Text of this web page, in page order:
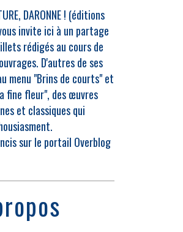
DARONNE ! (éditions
invite ici à un partage
rédigés au cours de
D'autres de ses
menu "Brins de courts" et
fine fleur", des œuvres
et classiques qui
sur le portail Overblog